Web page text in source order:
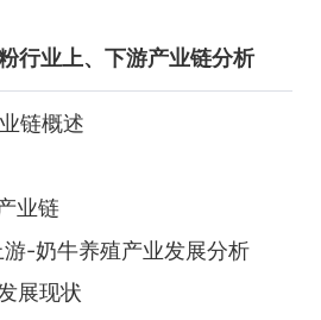
行业上、下游产业链分析
链概述
业链
-奶牛养殖产业发展分析
展现状